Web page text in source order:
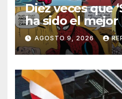
Diez veces que
ha sido el mejor
del cómic
AGOSTO 9, 2026